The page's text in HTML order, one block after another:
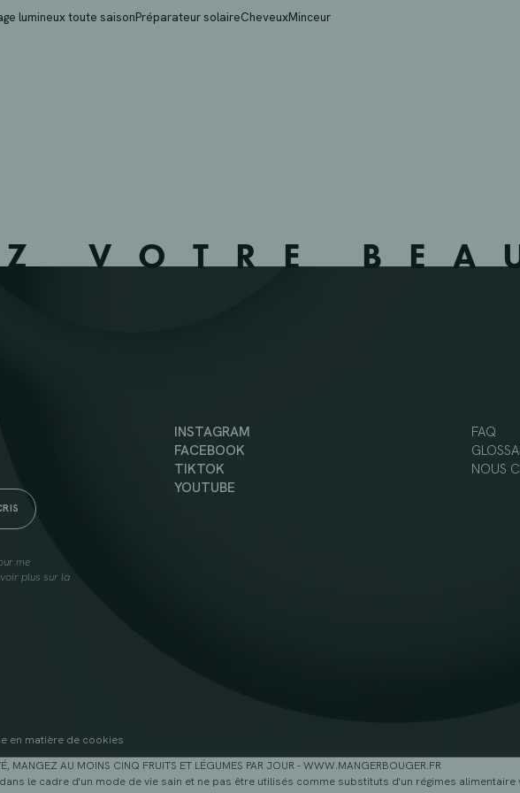
lumineux toute saisonPréparateur solaireCheveuxMinceur
HEVERLEE – 246329 –
VOTRE
me
plus sur la
INSTAGRAM
FACEBOOK
TIKTOK
YOUTUBE
FAQ
NOUS
en matière de cookies
MANGEZ AU MOINS CINQ FRUITS ET LÉGUMES PAR JOUR - WWW.MANGERBOUGER.FR
le cadre d'un mode de vie sain et ne pas être utilisés comme substituts d'un régimes alimentaire